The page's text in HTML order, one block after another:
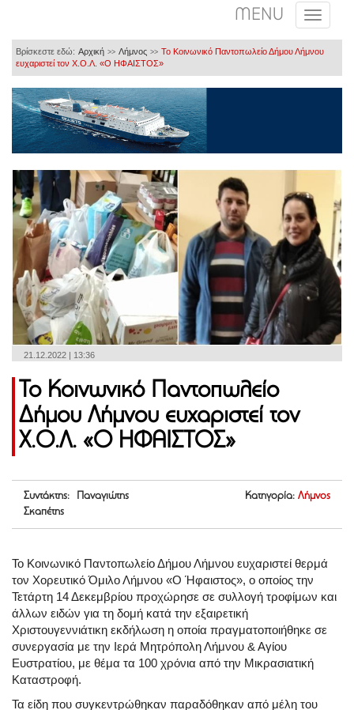
MENU
Βρίσκεστε εδώ: Αρχική >> Λήμνος >> Το Κοινωνικό Παντοπωλείο Δήμου Λήμνου
ευχαριστεί τον Χ.Ο.Λ. «Ο ΗΦΑΙΣΤΟΣ»
21.12.2022 | 13:36
Το Κοινωνικό Παντοπωλείο
Δήμου Λήμνου ευχαριστεί τον
Χ.Ο.Λ. «Ο ΗΦΑΙΣΤΟΣ»
Συντάκτης: Παναγιώτης
Σκαπέτης
Κατηγορία: Λήμνος
Το Κοινωνικό Παντοπωλείο Δήμου Λήμνου ευχαριστεί θερμά
τον Χορευτικό Όμιλο Λήμνου «Ο Ήφαιστος», ο οποίος την
Τετάρτη 14 Δεκεμβρίου προχώρησε σε συλλογή τροφίμων και
άλλων ειδών για τη δομή κατά την εξαιρετική
Χριστουγεννιάτικη εκδήλωση η οποία πραγματοποιήθηκε σε
συνεργασία με την Ιερά Μητρόπολη Λήμνου & Αγίου
Ευστρατίου, με θέμα τα 100 χρόνια από την Μικρασιατική
Καταστροφή.
Τα είδη που συγκεντρώθηκαν παραδόθηκαν από μέλη του